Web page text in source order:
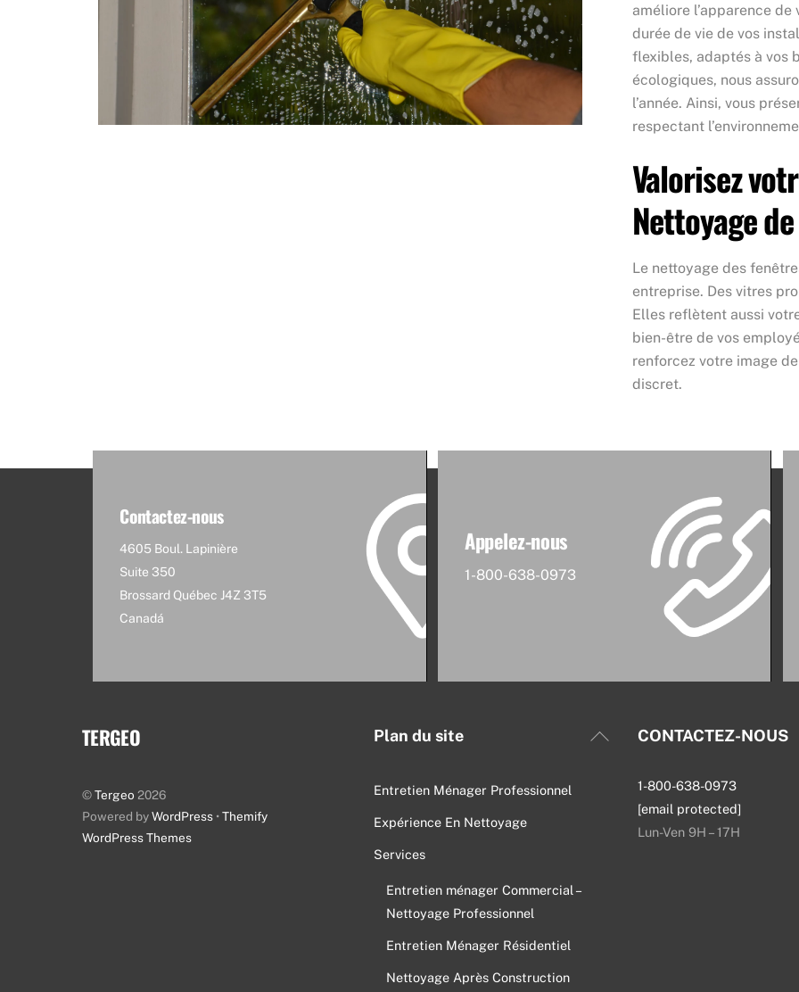
améliore l’apparence
durée de vie de vos
flexibles, adaptés à vos
écologiques, nous
l’année. Ainsi, vous
respectant
Valorisez
Nettoyage
Le nettoyage des
entreprise. Des vitres
Elles reflètent aussi
bien-être de vos
renforcez votre image
discret.
Contactez-nous
4605 Boul. Lapinière
Suite 350
Brossard Québec J4Z 3T5
Canadá
Appelez-nous
1-800-638-0973
Back
TERGEO
©Tergeo 2026
Powered byWordPress •Themify
WordPress Themes
Plan du site
Entretien Ménager Professionnel
Expérience En Nettoyage
Services
Entretien ménager Commercial –
Nettoyage Professionnel
Entretien Ménager Résidentiel
Nettoyage Après Construction
CONTACTEZ-NOUS
1-800-638-0973
[email protected]
Lun-Ven 9H – 17H